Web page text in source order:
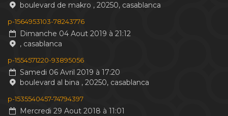
boulevard de makro , 20250, casablanca
p-1564953103-78243776
Dimanche 04 Aout 2019 à 21:12
, casablanca
p-1554571220-93895056
Samedi 06 Avril 2019 à 17:20
boulevard al bina , 20250, casablanca
p-1535540457-74794397
Mercredi 29 Aout 2018 à 11:01